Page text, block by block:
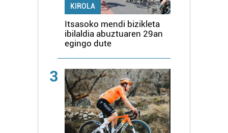
KIROLA
Itsasoko mendi bizikleta
ibilaldia abuztuaren 29an
egingo dute
3